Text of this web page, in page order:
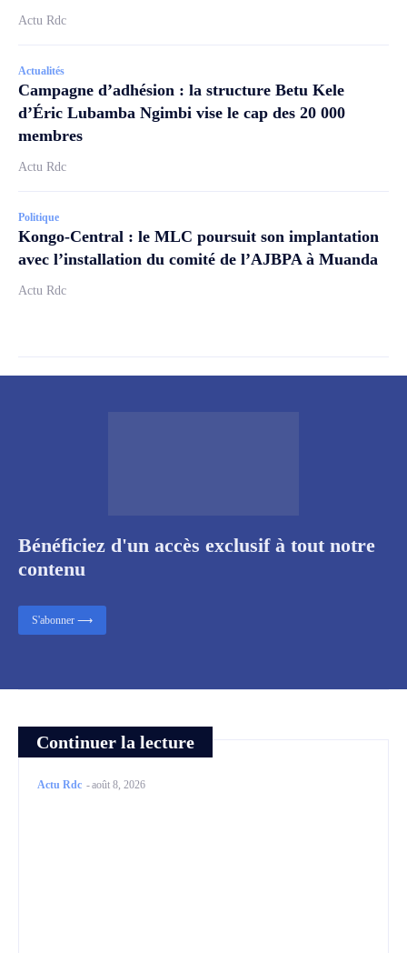
Actu Rdc
Actualités
Campagne d’adhésion : la structure Betu Kele
d’Éric Lubamba Ngimbi vise le cap des 20 000
membres
Actu Rdc
Politique
Kongo-Central : le MLC poursuit son implantation
avec l’installation du comité de l’AJBPA à Muanda
Actu Rdc
Continuer la lecture
Actu Rdc -août 8, 2026
Bénéficiez d'un accès exclusif à tout notre
contenu
S'abonner ⟶